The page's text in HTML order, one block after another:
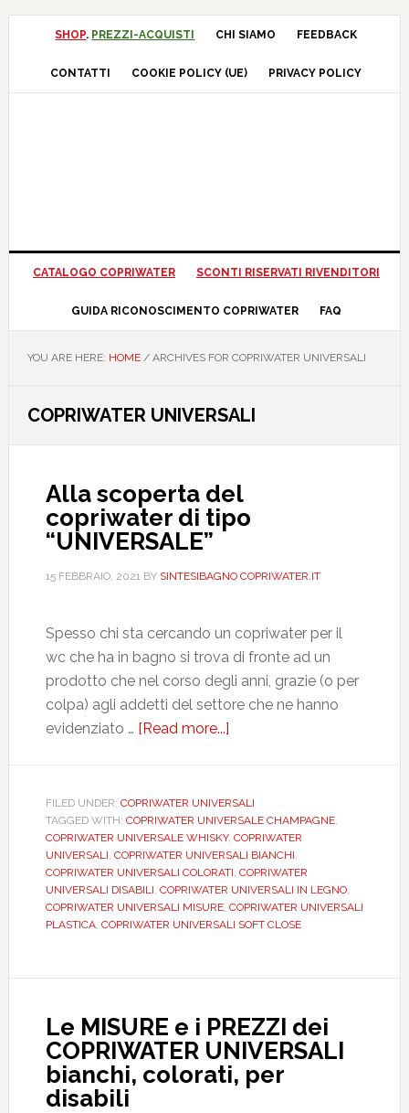
Skip
navigation
Skip
Skip
Skip
SHOP. PREZZI-ACQUISTI CHI SIAMO FEEDBACK
CONTATTI COOKIE POLICY (UE) PRIVACY POLICY
CATALOGO COPRIWATER SCONTI RISERVATI RIVENDITORI
GUIDA RICONOSCIMENTO COPRIWATER FAQ
YOU ARE HERE: HOME /ARCHIVES FOR COPRIWATER UNIVERSALI
COPRIWATER UNIVERSALI
Alla scoperta del
copriwater di tipo
“UNIVERSALE”
15 FEBBRAIO, 2021BY SINTESIBAGNO COPRIWATER.IT
Spesso chi sta cercando un copriwater per il
wc che ha in bagno si trova di fronte ad un
prodotto che nel corso degli anni, grazie (o per
colpa) agli addetti del settore che ne hanno
evidenziato … [Read more...]
del
copriwater
di
tipo
“UNIVERSALE”
FILED UNDER: COPRIWATER UNIVERSALI
TAGGED WITH: COPRIWATER UNIVERSALE CHAMPAGNE,
COPRIWATER UNIVERSALE WHISKY, COPRIWATER
UNIVERSALI, COPRIWATER UNIVERSALI BIANCHI,
COPRIWATER UNIVERSALI COLORATI, COPRIWATER
UNIVERSALI DISABILI, COPRIWATER UNIVERSALI IN LEGNO,
COPRIWATER UNIVERSALI MISURE, COPRIWATER UNIVERSALI
PLASTICA, COPRIWATER UNIVERSALI SOFT CLOSE
Le MISURE e i PREZZI dei
COPRIWATER UNIVERSALI
bianchi, colorati, per
disabili